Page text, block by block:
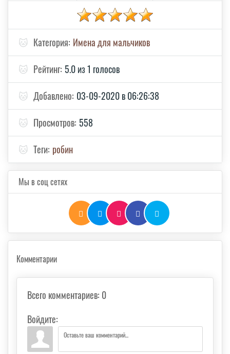
🐱 Категория: Имена для мальчиков
🐱 Рейтинг: 5.0 из 1 голосов
🐱 Добавлено: 03-09-2020 в 06:26:38
🐱 Просмотров: 558
🐱 Теги: робин
Мы в соц сетях
Комментарии
Всего комментариев: 0
Войдите: